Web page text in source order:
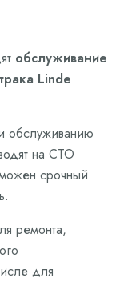
обслуживание
Linde
обслуживанию
на СТО
срочный
ремонта,
для